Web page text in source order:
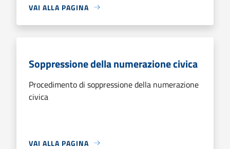
VAI ALLA PAGINA
Soppressione della numerazione civica
Procedimento di soppressione della numerazione
civica
VAI ALLA PAGINA